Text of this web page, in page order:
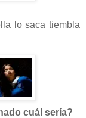
lo saca tiembla
cuál sería?